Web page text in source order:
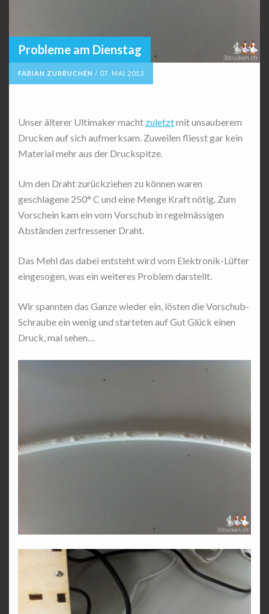
Probleme am Dienstag
FABIAN ZURBUCHEN / 07. MAI 2013
Unser älterer Ultimaker macht zuletztmit unsauberem
Drucken auf sich aufmerksam. Zuweilen fliesst gar kein
Material mehr aus der Druckspitze.
Um den Draht zurückziehen zu können waren
geschlagene 250° C und eine Menge Kraft nötig. Zum
Vorschein kam ein vom Vorschub in regelmässigen
Abständen zerfressener Draht.
Das Mehl das dabei entsteht wird vom Elektronik-Lüfter
eingesogen, was ein weiteres Problem darstellt.
Wir spannten das Ganze wieder ein, lösten die Vorschub-
Schraube ein wenig und starteten auf Gut Glück einen
Druck, mal sehen…